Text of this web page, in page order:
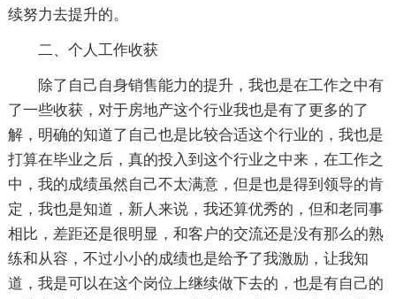
续努力去提升的。
二、个人工作收获
除了自己自身销售能力的提升，我也是在工作之中有
了一些收获，对于房地产这个行业我也是有了更多的了
解，明确的知道了自己也是比较合适这个行业的，我也是
打算在毕业之后，真的投入到这个行业之中来，在工作之
中，我的成绩虽然自己不太满意，但是也是得到领导的肯
定，我也是知道，新人来说，我还算优秀的，但和老同事
相比，差距还是很明显，和客户的交流还是没有那么的熟
练和从容，不过小小的成绩也是给予了我激励，让我知
道，我是可以在这个岗位上继续做下去的，也是有自己的